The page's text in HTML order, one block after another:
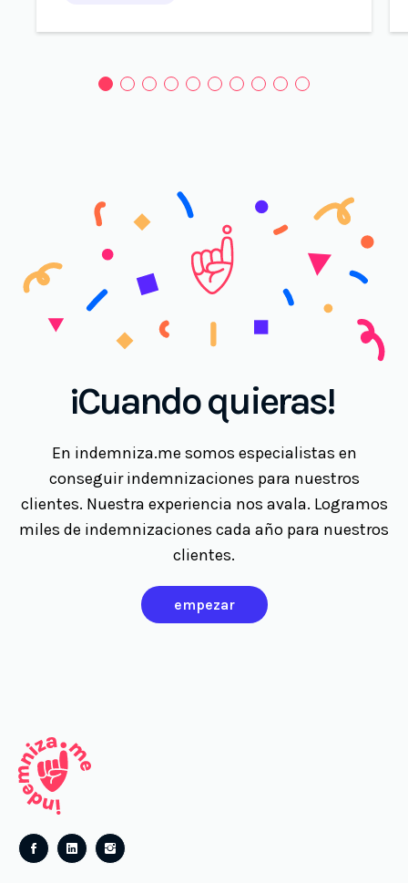
¡Cuando quieras!
En indemniza.me somos especialistas en
conseguir indemnizaciones para nuestros
clientes. Nuestra experiencia nos avala. Logramos
miles de indemnizaciones cada año para nuestros
clientes.
empezar
Follow
Follow